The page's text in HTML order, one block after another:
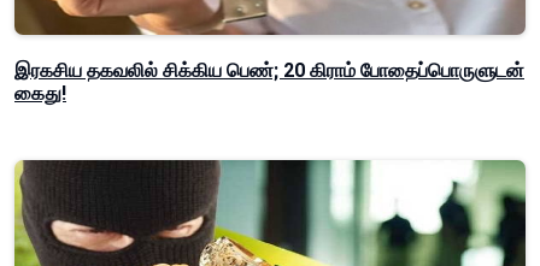
இரகசிய தகவலில் சிக்கிய பெண்; 20 கிராம் போதைப்பொருளுடன்
கைது!